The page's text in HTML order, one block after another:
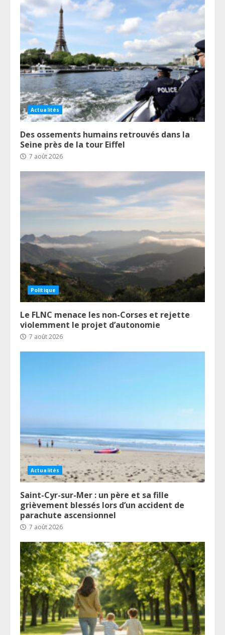
Actualités
Des ossements humains retrouvés dans la
Seine près de la tour Eiffel
7 août 2026
Politique
Le FLNC menace les non-Corses et rejette
violemment le projet d’autonomie
7 août 2026
Actualités
Saint-Cyr-sur-Mer : un père et sa fille
grièvement blessés lors d’un accident de
parachute ascensionnel
7 août 2026